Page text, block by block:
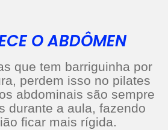
O ABDÔMEN
que tem barriguinha por
perdem isso no pilates
abdominais são sempre
durante a aula, fazendo
ficar mais rígida.